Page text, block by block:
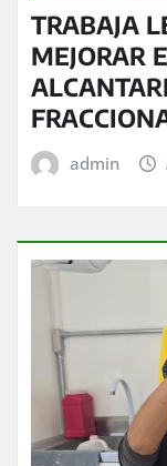
TRABAJA
MEJORAR
admin